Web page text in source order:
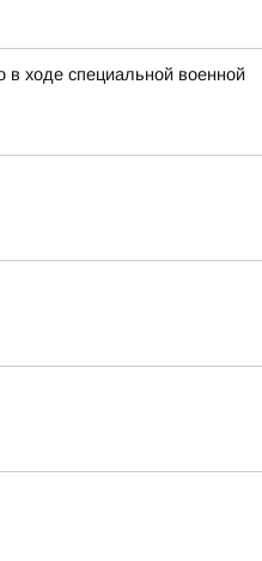
в ходе специальной военной